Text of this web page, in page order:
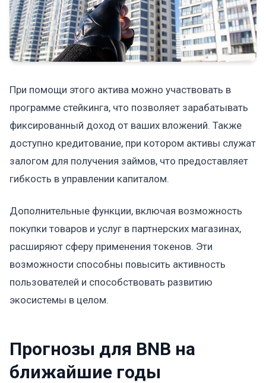
При помощи этого актива можно участвовать в
программе стейкинга, что позволяет зарабатывать
фиксированный доход от ваших вложений. Также
доступно кредитование, при котором активы служат
залогом для получения займов, что предоставляет
гибкость в управлении капиталом.
Дополнительные функции, включая возможность
покупки товаров и услуг в партнерских магазинах,
расширяют сферу применения токенов. Эти
возможности способны повысить активность
пользователей и способствовать развитию
экосистемы в целом.
Прогнозы для BNB на
ближайшие годы